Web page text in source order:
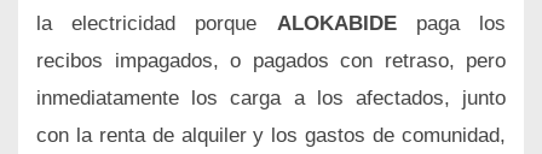
la electricidad porque ALOKABIDEpaga los
recibos impagados, o pagados con retraso, pero
inmediatamente los carga a los afectados, junto
con la renta de alquiler y los gastos de comunidad,